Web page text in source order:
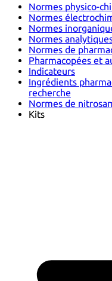
Normes physico-
Normes
Normes
Normes
Normes de
Pharmacopées et
Indicateurs
Ingrédients
recherche
Normes de
Kits